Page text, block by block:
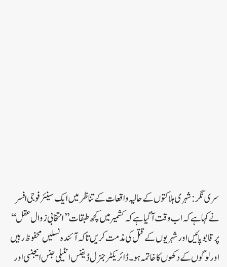
سری نگر:شہری ہلاکتوں کے حالیہ واقعات کے تناظرمیں ایک سینئر فوجی افسر
نے کہا ہے کہ اب وقت آگیا ہے کہ کشمیر میں کچھ طبقات’’انتخابی زوال عقل ‘‘
پر قابو پائیں اور شہریوں کے قتل کی مذمت کریں تاکہ آئندہ نسلیں محفوظ رہیں
اور لوگوں کے دکھوں کا خاتمہ ہو ۔ ڈائریکٹر جنرل ڈیفنس انٹیلی جنس ایجنسی اور